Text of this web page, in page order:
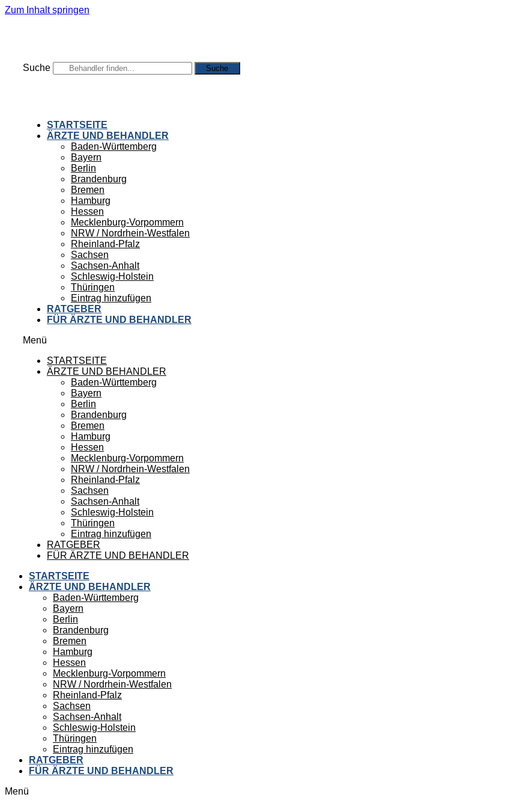
Zum Inhalt springen
Suche Suche
STARTSEITE
ÄRZTE UND BEHANDLER
Baden-Württemberg
Bayern
Berlin
Brandenburg
Bremen
Hamburg
Hessen
Mecklenburg-Vorpommern
NRW / Nordrhein-Westfalen
Rheinland-Pfalz
Sachsen
Sachsen-Anhalt
Schleswig-Holstein
Thüringen
Eintrag hinzufügen
RATGEBER
FÜR ÄRZTE UND BEHANDLER
Menü
STARTSEITE
ÄRZTE UND BEHANDLER
Baden-Württemberg
Bayern
Berlin
Brandenburg
Bremen
Hamburg
Hessen
Mecklenburg-Vorpommern
NRW / Nordrhein-Westfalen
Rheinland-Pfalz
Sachsen
Sachsen-Anhalt
Schleswig-Holstein
Thüringen
Eintrag hinzufügen
RATGEBER
FÜR ÄRZTE UND BEHANDLER
STARTSEITE
ÄRZTE UND BEHANDLER
Baden-Württemberg
Bayern
Berlin
Brandenburg
Bremen
Hamburg
Hessen
Mecklenburg-Vorpommern
NRW / Nordrhein-Westfalen
Rheinland-Pfalz
Sachsen
Sachsen-Anhalt
Schleswig-Holstein
Thüringen
Eintrag hinzufügen
RATGEBER
FÜR ÄRZTE UND BEHANDLER
Menü